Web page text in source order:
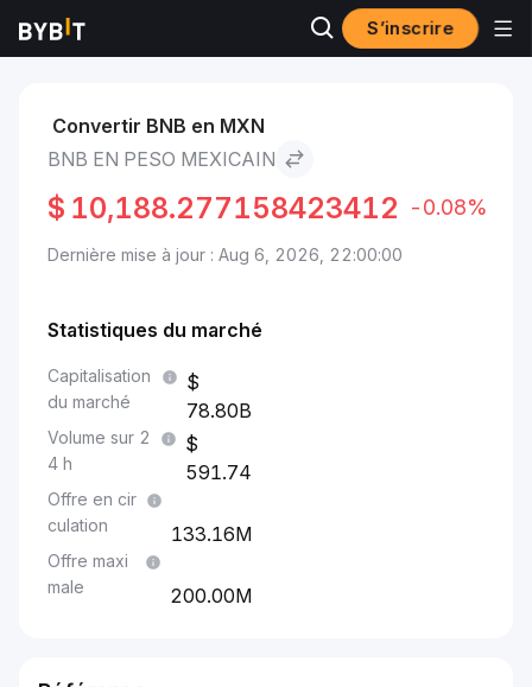
S’inscrire
Marchés BNB to Peso mexicain
Convertir BNB en MXN
BNB EN PESO MEXICAIN
$ 10,188.277158423412 -0.08%
Dernière mise à jour : Aug 6, 2026, 22:00:00
Statistiques du marché
Capitalisation
du marché
78.80B
Volume sur 2
4 h
591.74
Offre en cir
culation
133.16M
Offre maxi
male
200.00M